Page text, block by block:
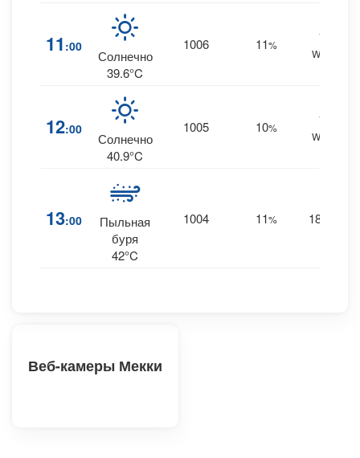
11 :00
Солнечно
39.6°C
1006 11%
13
WNW
12:00
Солнечно
40.9°C
1005 10%
16
WNW
13:00
Пыльная
буря
42°C
1004 11% 18
Веб-камеры Мекки